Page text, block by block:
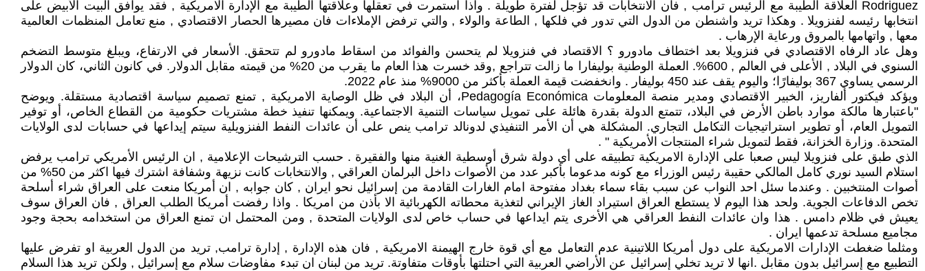
Rodriguez العلاقة الطيبة مع الرئيس ترامب , فان الانتخابات قد تؤجل لفترة طويلة . واذا استمرت في تعقلها وعلاقتها الطيبة مع الإدارة الامريكية , فقد يوافق البيت الأبيض على
انتخابها رئيسه لفنزويلا . وهكذا تريد واشنطن من الدول التي تدور في فلكها , الطاعة والولاء , والتي ترفض الإملاءات فان مصيرها الحصار الاقتصادي , منع تعامل المنظمات العالمية
معها , واتهامها بالمروق ورعاية الإرهاب .
وهل عاد الرفاه الاقتصادي في فنزويلا بعد اختطاف مادورو ؟ الاقتصاد في فنزويلا لم يتحسن والفوائد من اسقاط مادورو لم تتحقق. الأسعار في الارتفاع، ويبلغ متوسط التضخم
السنوي في البلاد , الأعلى في العالم , 600%. العملة الوطنية بوليفارا ما زالت تتراجع ,وقد خسرت هذا العام ما يقرب من 20% من قيمته مقابل الدولار. في كانون الثاني، كان الدولار
الرسمي يساوي 367 بوليفارًا؛ واليوم يقف عند 450 بوليفار . وانخفضت قيمة العملة بأكثر من 9000% منذ عام 2022.
ويؤكد فيكتور ألفاريز، الخبير الاقتصادي ومدير منصة المعلومات Pedagogía Económica، أن البلاد في ظل الوصاية الامريكية , تمنع تصميم سياسة اقتصادية مستقلة. ويوضح
"باعتبارها مالكة موارد باطن الأرض في البلاد، تتمتع الدولة بقدرة هائلة على تمويل سياسات التنمية الاجتماعية. ويمكنها تنفيذ خطة مشتريات حكومية من القطاع الخاص، أو توفير
التمويل العام، أو تطوير استراتيجيات التكامل التجاري. المشكلة هي أن الأمر التنفيذي لدونالد ترامب ينص على أن عائدات النفط الفنزويلية سيتم إيداعها في حسابات لدى الولايات
المتحدة. وزارة الخزانة، فقط لتمويل شراء المنتجات الأمريكية " .
الذي طبق على فنزويلا ليس صعبا على الإدارة الامريكية تطبيقه على أي دولة شرق أوسطية الغنية منها والفقيرة . حسب الترشيحات الإعلامية , ان الرئيس الأمريكي ترامب يرفض
استلام السيد نوري كامل المالكي حقيبة رئيس الوزراء مع كونه مدعوما بأكبر عدد من الأصوات داخل البرلمان العراقي , والانتخابات كانت نزيهة وشفافة اشترك فيها اكثر من 50% من
أصوات المنتخبين . وعندما سئل احد النواب عن سبب بقاء سماء بغداد مفتوحة امام الغارات القادمة من إسرائيل نحو ايران , كان جوابه , ان أمريكا منعت على العراق شراء أسلحة
تخص الدفاعات الجوية. ولحد هذا اليوم لا يستطع العراق استيراد الغاز الإيراني لتغذية محطاته الكهربائية الا بأذن من امريكا . واذا رفضت أمريكا الطلب العراق , فان العراق سوف
يعيش في ظلام دامس . هذا وان عائدات النفط العراقي هي الأخرى يتم ايداعها في حساب خاص لدى الولايات المتحدة , ومن المحتمل ان تمنع العراق من استخدامه بحجة وجود
مجاميع مسلحة تدعمها ايران .
ومثلما ضغطت الإدارات الامريكية على دول أمريكا اللاتينية عدم التعامل مع أي قوة خارج الهيمنة الامريكية , فان هذه الإدارة , إدارة ترامب, تريد من الدول العربية او تفرض عليها
التطبيع مع إسرائيل بدون مقابل .انها لا تريد تخلي إسرائيل عن الأراضي العربية التي احتلتها بأوقات متفاوتة. تريد من لبنان ان تبدء مفاوضات سلام مع إسرائيل , ولكن تريد هذا السلام